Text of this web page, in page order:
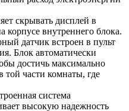
скрывать дисплей в
внутреннего блока.
датчик встроен в пульт
Блок автоматически
достичь максимально
той части комнаты, где
система
высокую надежность